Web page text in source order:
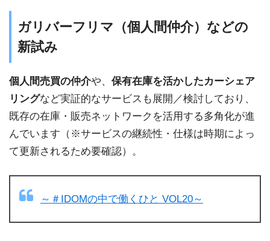
ガリバーフリマ（個人間仲介）などの
新試み
個人間売買の仲介や、 保有在庫を活かしたカーシェア
リングなど実証的なサービスも展開／検討しており、
既存の在庫・販売ネットワークを活用する多角化が進
んでいます（※サービスの継続性・仕様は時期によっ
て更新されるため要確認）。
～＃IDOMの中で働くひと VOL20～